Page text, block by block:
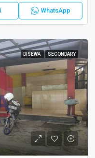
WhatsApp
DISEWA SECONDARY